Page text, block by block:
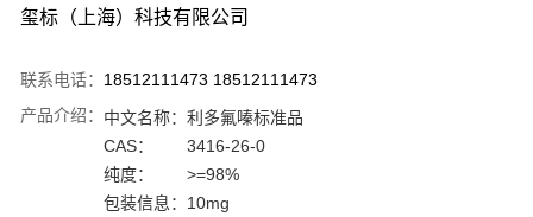
玺标（上海）科技有限公司
联系电话： 18512111473 18512111473
产品介绍： 中文名称： 利多氟嗪标准品
CAS：
3416-26-0
纯度：
>=98%
包装信息： 10mg